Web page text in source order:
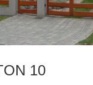
10